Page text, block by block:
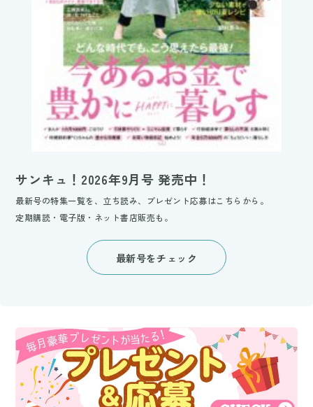
サンキュ！2026年9月号 発売中！
最新号の特集一覧を、立ち読み、プレゼント応募はこちらから。
定期購読・電子版・ネット書店販売も。
最新号をチェック